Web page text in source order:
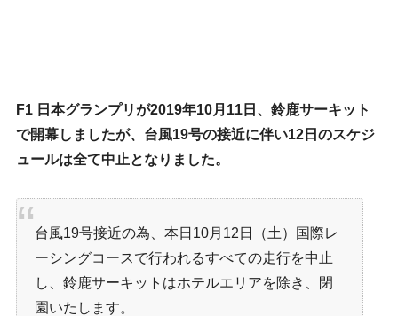
F1 日本グランプリが2019年10月11日、鈴鹿サーキット
で開幕しましたが、台風19号の接近に伴い12日のスケジ
ュールは全て中止となりました。
台風19号接近の為、本日10月12日（土）国際レ
ーシングコースで行われるすべての走行を中止
し、鈴鹿サーキットはホテルエリアを除き、閉
園いたします。